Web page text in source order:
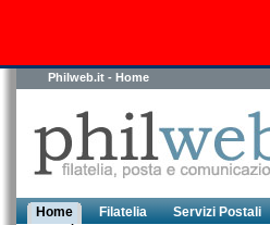
Philweb.it - Home
Home Filatelia Servizi Postali